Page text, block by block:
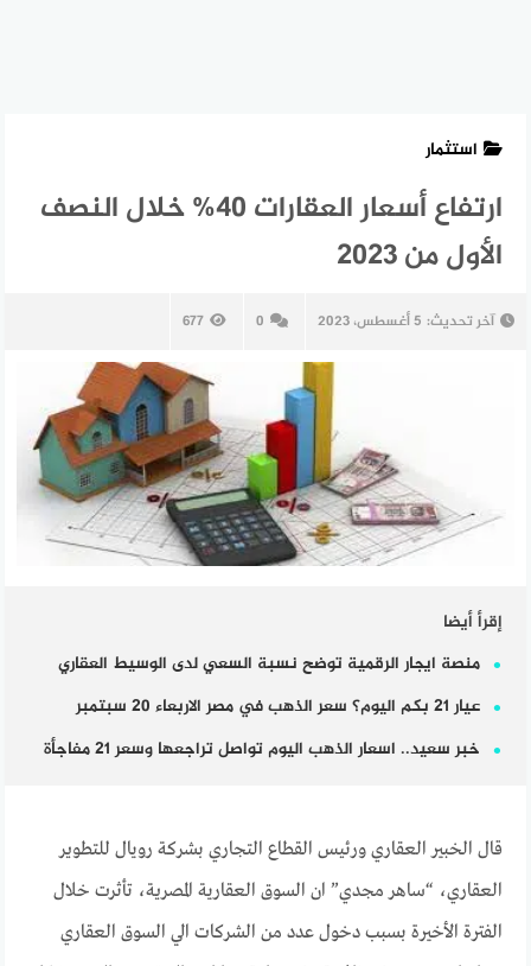
استثمار
ارتفاع أسعار العقارات 40% خلال النصف
الأول من 2023
آخر تحديث: 5 أغسطس، 2023 0
677
إقرأ أيضا
منصة ايجار الرقمية توضح نسبة السعي لدى الوسيط العقاري
عيار 21 بكم اليوم؟ سعر الذهب في مصر الاربعاء 20 سبتمبر
خبر سعيد.. اسعار الذهب اليوم تواصل تراجعها وسعر 21 مفاجأة
قال الخبير العقاري ورئيس القطاع التجاري بشركة رويال للتطوير
العقاري، “ساهر مجدي” ان السوق العقارية المصرية، تأثرت خلال
الفترة الأخيرة بسبب دخول عدد من الشركات الي السوق العقاري